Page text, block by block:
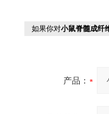
如果你对小鼠脊髓成纤
产品：